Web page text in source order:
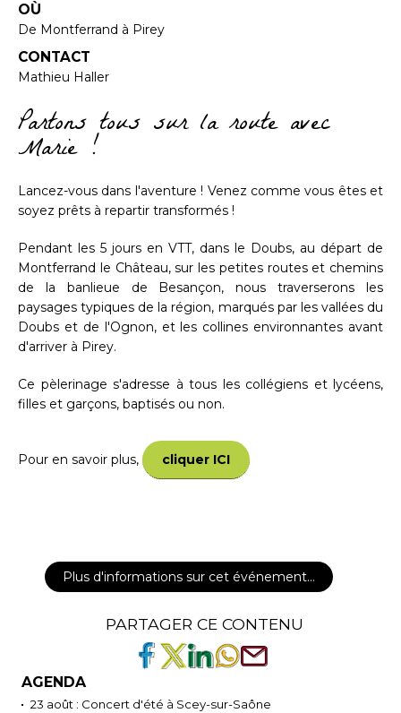
OÙ
De Montferrand à Pirey
CONTACT
Mathieu Haller
Partons tous sur la route avec
Marie !
Lancez-vous dans l'aventure ! Venez comme vous êtes et
soyez prêts à repartir transformés !
Pendant les 5 jours en VTT, dans le Doubs, au départ de
Montferrand le Château, sur les petites routes et chemins
de la banlieue de Besançon, nous traverserons les
paysages typiques de la région, marqués par les vallées du
Doubs et de l'Ognon, et les collines environnantes avant
d'arriver à Pirey.
Ce pèlerinage s'adresse à tous les collégiens et lycéens,
filles et garçons, baptisés ou non.
Pour en savoir plus, cliquer ICI
Plus d'informations sur cet événement…
PARTAGER CE CONTENU
AGENDA
23 août : Concert d'été à Scey-sur-Saône